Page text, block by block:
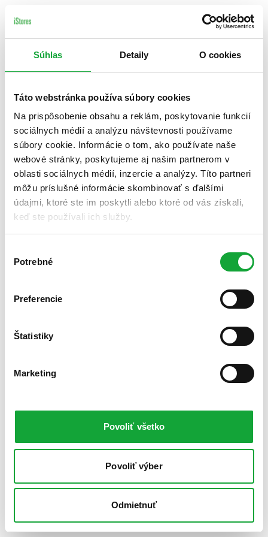
Súhlas Detaily O cookies
Táto webstránka používa súbory cookies
Na prispôsobenie obsahu a reklám, poskytovanie funkcií
sociálnych médií a analýzu návštevnosti používame
súbory cookie. Informácie o tom, ako používate naše
webové stránky, poskytujeme aj našim partnerom v
oblasti sociálnych médií, inzercie a analýzy. Títo partneri
môžu príslušné informácie skombinovať s ďalšími
údajmi, ktoré ste im poskytli alebo ktoré od vás získali,
keď ste používali ich služby.
súhlasu
Potrebné
Preferencie
Štatistiky
Marketing
Povoliť všetko
Povoliť výber
Odmietnuť